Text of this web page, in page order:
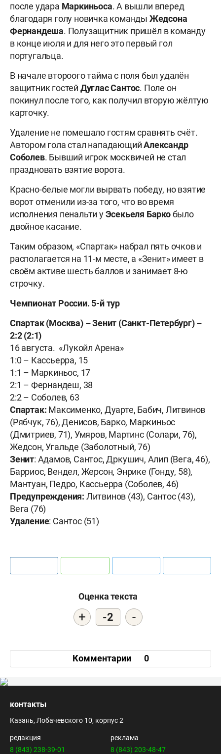
после удара Маркиньоса. А вышли вперед
благодаря голу новичка команды Жедсона
Фернандеша. Полузащитник пришёл в команду
в конце июля и для него это первый гол
португальца.
В начале второого тайма с поля был удалён
защитник гостей Дуглас Сантос. Поле он
покинул после того, как получил вторую жёлтую
карточку.
Удаление не помешало гостям сравнять счёт.
Автором гола стал нападающийАлександр
Соболев. Бывший игрок москвичей не стал
праздновать взятие ворота.
Красно-белые могли вырвать победу, но взятие
ворот отменили из-за того, что во время
исполнения пенальти уЭсекьеля Баркобыло
двойное касание.
Таким образом, «Спартак» набрал пять очков и
располагается на 11-м месте, а «Зенит» имеет в
своём активе шесть баллов и занимает 8-ю
строчку.
Чемпионат России. 5-й тур
Спартак (Москва) – Зенит (Санкт-Петербург) –
2:2 (2:1)
16 августа. «Лукойл Арена»
1:0 – Кассьерра, 15
1:1 – Маркиньос, 17
2:1 – Фернандеш, 38
2:2 – Соболев, 63
Спартак: Максименко, Дуарте, Бабич, Литвинов
(Рябчук, 76), Денисов, Барко, Маркиньос
(Дмитриев, 71), Умяров, Мартинс (Солари, 76),
Жедсон, Угальде (Заболотный, 76)
Зенит: Адамов, Сантос, Дркушич, Алип (Вега, 46),
Барриос, Вендел, Жерсон, Энрике (Гонду, 58),
Мантуан, Педро, Кассьерра (Соболев, 46)
Предупреждения: Литвинов (43), Сантос (43),
Вега (76)
Удаление: Сантос (51)
Оценка текста
+ -2 -
Комментарии 0
#
Алжирка Беннур набрала 51